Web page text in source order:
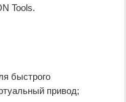
Tools.
быстрого
привод;